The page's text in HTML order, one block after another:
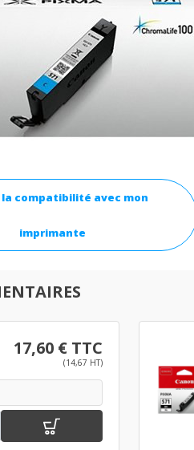
compatibilité avec mon
imprimante
17,60 € TTC
(14,67 HT)